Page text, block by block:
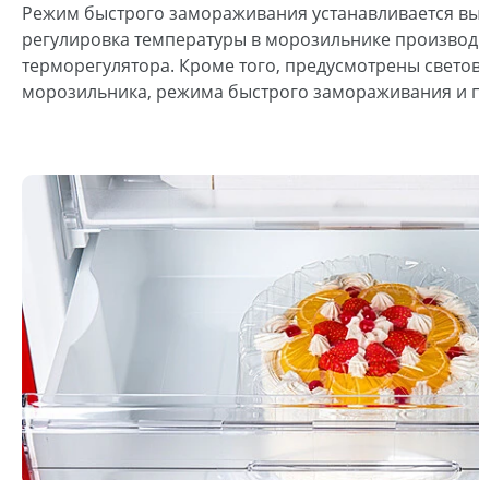
Режим быстрого замораживания устанавливается
регулировка температуры в морозильнике
терморегулятора. Кроме того, предусмотрены
морозильника, режима быстрого замораживания и